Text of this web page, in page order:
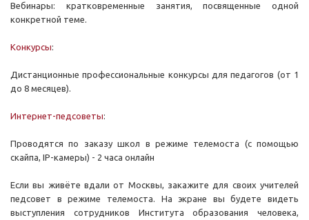
Вебинары: кратковременные занятия, посвященные одной
конкретной теме.
Конкурсы:
Дистанционные профессиональные конкурсы для педагогов (от 1
до 8 месяцев).
Интернет-педсоветы:
Проводятся по заказу школ в режиме телемоста (с помощью
скайпа, IP-камеры) - 2 часа онлайн
Если вы живёте вдали от Москвы, закажите для своих учителей
педсовет в режиме телемоста. На экране вы будете видеть
выступления сотрудников Института образования человека,